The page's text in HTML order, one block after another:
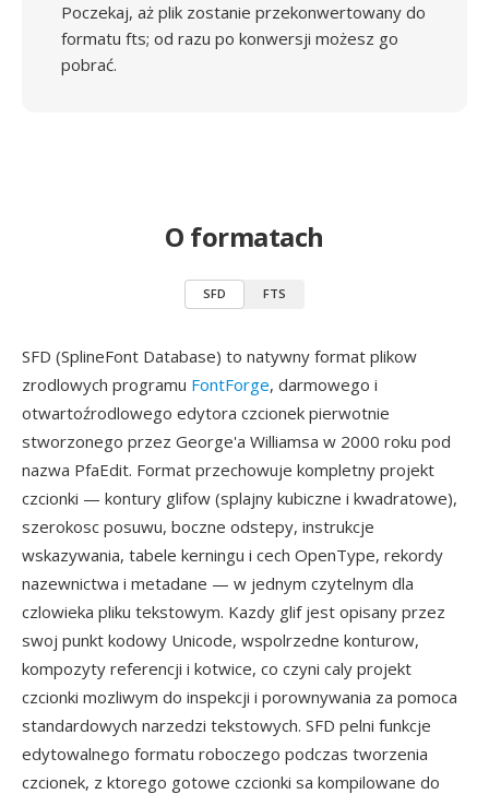
Poczekaj, aż plik zostanie przekonwertowany do
formatu fts; od razu po konwersji możesz go
pobrać.
O formatach
SFD FTS
SFD (SplineFont Database) to natywny format plikow
zrodlowych programu FontForge, darmowego i
otwartoźrodlowego edytora czcionek pierwotnie
stworzonego przez George'a Williamsa w 2000 roku pod
nazwa PfaEdit. Format przechowuje kompletny projekt
czcionki — kontury glifow (splajny kubiczne i kwadratowe),
szerokosc posuwu, boczne odstepy, instrukcje
wskazywania, tabele kerningu i cech OpenType, rekordy
nazewnictwa i metadane — w jednym czytelnym dla
czlowieka pliku tekstowym. Kazdy glif jest opisany przez
swoj punkt kodowy Unicode, wspolrzedne konturow,
kompozyty referencji i kotwice, co czyni caly projekt
czcionki mozliwym do inspekcji i porownywania za pomoca
standardowych narzedzi tekstowych. SFD pelni funkcje
edytowalnego formatu roboczego podczas tworzenia
czcionek, z ktorego gotowe czcionki sa kompilowane do